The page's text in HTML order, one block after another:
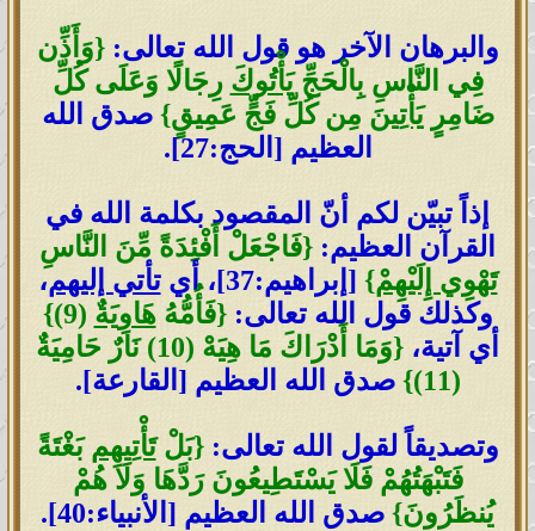
والبرهان الآخر هو قول الله تعالى:{وَأَذِّن
فِي النَّاسِ بِالْحَجِّيَأْتُوكَ رِجَالًا وَعَلَى كُلِّ
ضَامِرٍيَأْتِينَ مِن كُلِّ فَجٍّ عَمِيقٍ} صدق الله
العظيم [الحج:27].
إذاً تبيّن لكم أنّ المقصود بكلمة الله في
القرآن العظيم: {فَاجْعَلْ أَفْئِدَةً مِّنَ النَّاسِ
تَهْوِي إِلَيْهِمْ} [إبراهيم:37]، أي تأتي إليهم،
وكذلك قول الله تعالى:{فَأُمُّهُهَاوِيَةٌ (9)}
أي آتية،
{وَمَا أَدْرَاكَ مَا هِيَهْ (10) نَارٌ حَامِيَةٌ
(11)}
صدق الله العظيم [القارعة].
وتصديقاً لقول الله تعالى:{بَلْتَأْتِيهِم بَغْتَةً
فَتَبْهَتُهُمْ فَلَا يَسْتَطِيعُونَ رَدَّهَا وَلَا هُمْ
يُنظَرُونَ} صدق الله العظيم [الأنبياء:40].